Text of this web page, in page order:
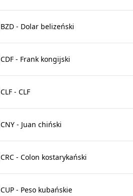
BZD - Dolar belizeński
CDF - Frank kongijski
CLF - CLF
CNY - Juan chiński
CRC - Colon kostarykański
CUP - Peso kubańskie